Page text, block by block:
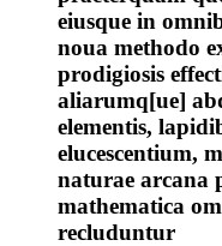
eiusque in
noua methodo
prodigiosis
aliarumq[ue]
elementis,
elucescentium,
naturae arcana
mathematica
recluduntur